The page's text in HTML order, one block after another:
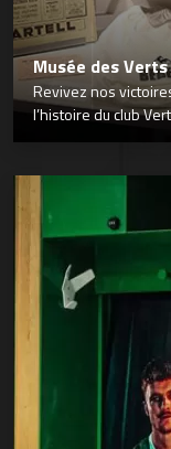
Musée des Verts
Revivez nos
l’histoire du club